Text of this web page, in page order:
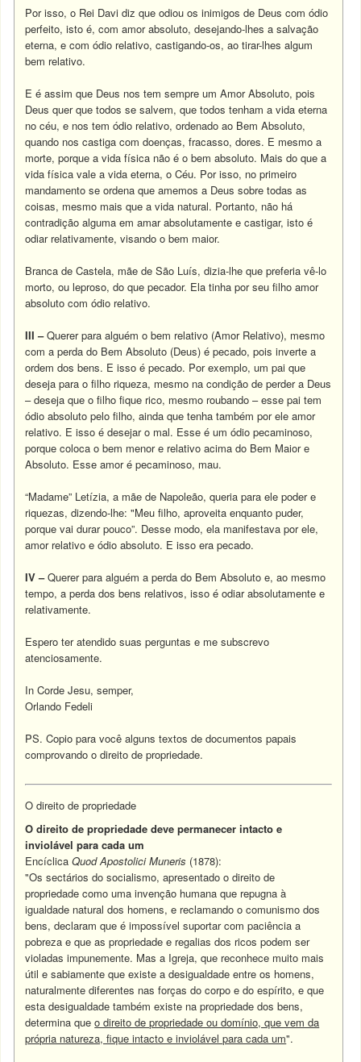
Por isso, o Rei Davi diz que odiou os inimigos de Deus com ódio
perfeito, isto é, com amor absoluto, desejando-lhes a salvação
eterna, e com ódio relativo, castigando-os, ao tirar-lhes algum
bem relativo.
E é assim que Deus nos tem sempre um Amor Absoluto, pois
Deus quer que todos se salvem, que todos tenham a vida eterna
no céu, e nos tem ódio relativo, ordenado ao Bem Absoluto,
quando nos castiga com doenças, fracasso, dores. E mesmo a
morte, porque a vida física não é o bem absoluto. Mais do que a
vida física vale a vida eterna, o Céu. Por isso, no primeiro
mandamento se ordena que amemos a Deus sobre todas as
coisas, mesmo mais que a vida natural. Portanto, não há
contradição alguma em amar absolutamente e castigar, isto é
odiar relativamente, visando o bem maior.
Branca de Castela, mãe de São Luís, dizia-lhe que preferia vê-lo
morto, ou leproso, do que pecador. Ela tinha por seu filho amor
absoluto com ódio relativo.
III –Querer para alguém o bem relativo (Amor Relativo), mesmo
com a perda do Bem Absoluto (Deus) é pecado, pois inverte a
ordem dos bens. E isso é pecado. Por exemplo, um pai que
deseja para o filho riqueza, mesmo na condição de perder a Deus
– deseja que o filho fique rico, mesmo roubando – esse pai tem
ódio absoluto pelo filho, ainda que tenha também por ele amor
relativo. E isso é desejar o mal. Esse é um ódio pecaminoso,
porque coloca o bem menor e relativo acima do Bem Maior e
Absoluto. Esse amor é pecaminoso, mau.
“Madame” Letízia, a mãe de Napoleão, queria para ele poder e
riquezas, dizendo-lhe: "Meu filho, aproveita enquanto puder,
porque vai durar pouco”. Desse modo, ela manifestava por ele,
amor relativo e ódio absoluto. E isso era pecado.
IV –Querer para alguém a perda do Bem Absoluto e, ao mesmo
tempo, a perda dos bens relativos, isso é odiar absolutamente e
relativamente.
Espero ter atendido suas perguntas e me subscrevo
atenciosamente.
In Corde Jesu, semper,
Orlando Fedeli
PS. Copio para você alguns textos de documentos papais
comprovando o direito de propriedade.
O direito de propriedade
O direito de propriedade deve permanecer intacto e
inviolável para cada um
EncíclicaQuod Apostolici Muneris (1878):
"Os sectários do socialismo, apresentado o direito de
propriedade como uma invenção humana que repugna à
igualdade natural dos homens, e reclamando o comunismo dos
bens, declaram que é impossível suportar com paciência a
pobreza e que as propriedade e regalias dos ricos podem ser
violadas impunemente. Mas a Igreja, que reconhece muito mais
útil e sabiamente que existe a desigualdade entre os homens,
naturalmente diferentes nas forças do corpo e do espírito, e que
esta desigualdade também existe na propriedade dos bens,
determina queo direito de propriedade ou domínio, que vem da
própria natureza, fique intacto e inviolável para cada um".